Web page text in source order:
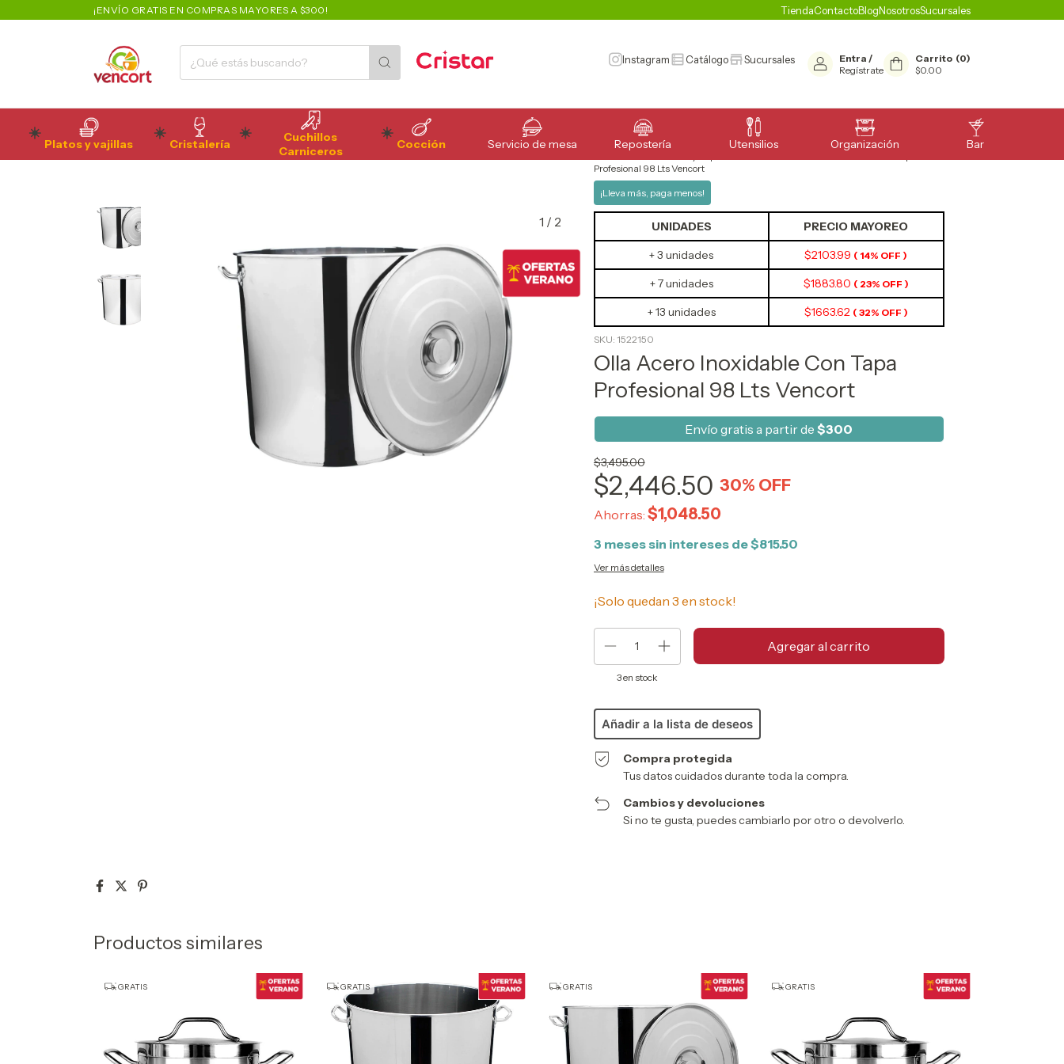
¡ENVÍO GRATIS EN COMPRAS MAYORES A $300! TiendaContactoBlogNosotrosSucursales
Instagram Catálogo Sucursales Entra /
Regístrate
Carrito (0)
$0.00
Platos y vajillas Cristalería
Cuchillos
Carniceros
Cocción Servicio de mesa Repostería Utensilios Organización Bar
1 / 2
Profesional 98 Lts Vencort
¡Lleva más, paga menos!
PRECIO MAYOREO
UNIDADES
$2103.99 ( 14% OFF )
+ 3 unidades
$1883.80 ( 23% OFF )
+ 7 unidades
$1663.62 ( 32% OFF )
+ 13 unidades
SKU: 1522150
Olla Acero Inoxidable Con Tapa
Profesional 98 Lts Vencort
Envío gratis a partir de$300
$3,495.00
$2,446.50 30% OFF
Ahorras: $1,048.50
3 meses sin intereses de$815.50
Ver más detalles
Añadir a la lista de deseos
¡Solo quedan 3 en stock!
3en stock
Compra protegida
Tus datos cuidados durante toda la compra.
Cambios y devoluciones
Si no te gusta, puedes cambiarlo por otro o devolverlo.
Productos similares
GRATIS GRATIS GRATIS GRATIS